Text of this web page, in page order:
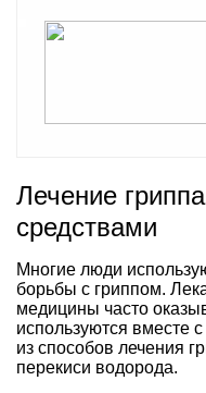
Лечение
средствами
Многие люди
борьбы с гриппом.
медицины часто
используются вместе
из способов лечения
перекиси водорода.